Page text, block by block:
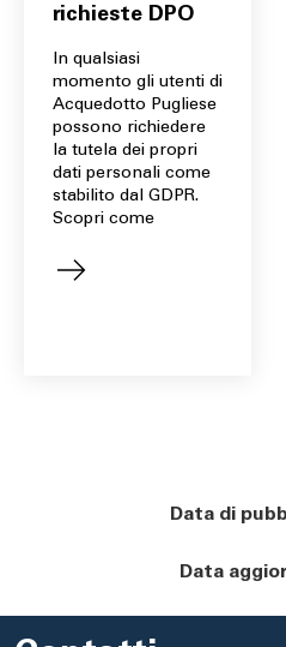
richieste DPO
In qualsiasi
momento gli utenti di
Acquedotto Pugliese
possono richiedere
la tutela dei propri
dati personali come
stabilito dal GDPR.
Scopri come
Data di
Data